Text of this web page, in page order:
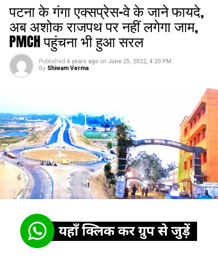
पटना के गंगा एक्‍सप्रेस-वे के जाने फायदे,
अब अशोक राजपथ पर नहीं लगेगा जाम,
PMCH पहुंचना भी हुआ सरल
Published 4 years ago on June 25, 2022, 4:20 PM
By Shiwam Verma